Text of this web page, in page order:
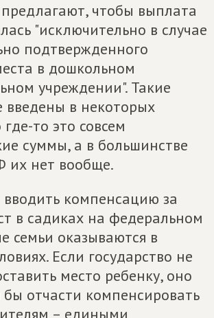
чтобы выплата
"исключительно в случае
подтвержденного
в дошкольном
учреждении". Такие
введены в некоторых
то это совсем
суммы, а в большинстве
их нет вообще.
компенсацию за
в садиках на федеральном
семьи оказываются в
Если государство не
место ребенку, оно
отчасти компенсировать
– едиными